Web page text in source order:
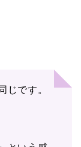
じです。